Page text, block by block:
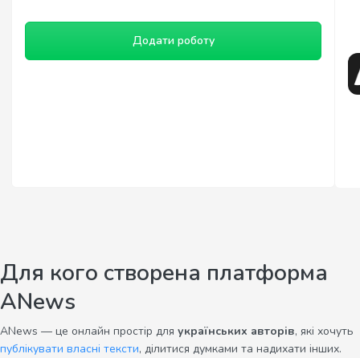
Додати роботу
Для кого створена платформа
ANews
ANews — це онлайн простір для українських авторів, які хочуть
публікувати власні тексти, ділитися думками та надихати інших.